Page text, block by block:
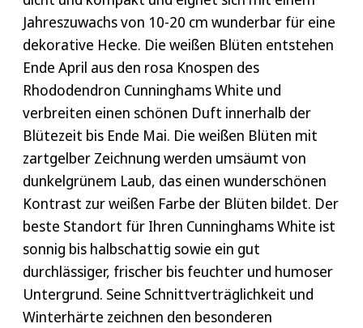
Jahreszuwachs von 10-20 cm wunderbar für eine
dekorative Hecke. Die weißen Blüten entstehen
Ende April aus den rosa Knospen des
Rhododendron Cunninghams White und
verbreiten einen schönen Duft innerhalb der
Blütezeit bis Ende Mai. Die weißen Blüten mit
zartgelber Zeichnung werden umsäumt von
dunkelgrünem Laub, das einen wunderschönen
Kontrast zur weißen Farbe der Blüten bildet. Der
beste Standort für Ihren Cunninghams White ist
sonnig bis halbschattig sowie ein gut
durchlässiger, frischer bis feuchter und humoser
Untergrund. Seine Schnittverträglichkeit und
Winterhärte zeichnen den besonderen